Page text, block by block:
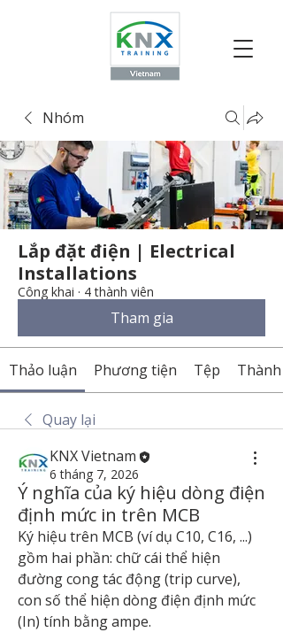
Nhóm
Lắp đặt điện | Electrical
Installations
Công khai · 4 thành viên
Tham gia
Thảo luận Phương tiện Tệp Thành
Quay lại
KNX Vietnam
6 tháng 7, 2026
Ý nghĩa của ký hiệu dòng điện
định mức in trên MCB
Ký hiệu trên MCB (ví dụ C10, C16, ...)
gồm hai phần: chữ cái thể hiện
đường cong tác động (trip curve),
con số thể hiện dòng điện định mức
(In) tính bằng ampe.